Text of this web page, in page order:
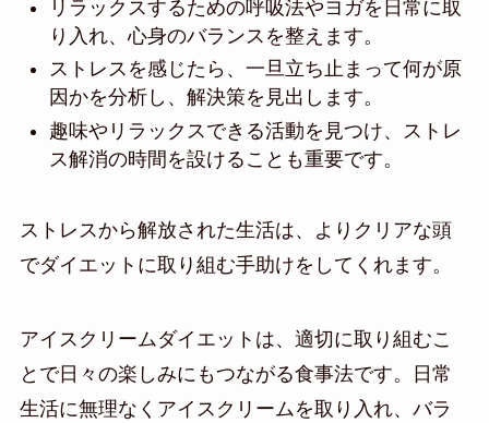
リラックスするための呼吸法やヨガを日常に取
り入れ、心身のバランスを整えます。
ストレスを感じたら、一旦立ち止まって何が原
因かを分析し、解決策を見出します。
趣味やリラックスできる活動を見つけ、ストレ
ス解消の時間を設けることも重要です。
ストレスから解放された生活は、よりクリアな頭
でダイエットに取り組む手助けをしてくれます。
アイスクリームダイエットは、適切に取り組むこ
とで日々の楽しみにもつながる食事法です。日常
生活に無理なくアイスクリームを取り入れ、バラ